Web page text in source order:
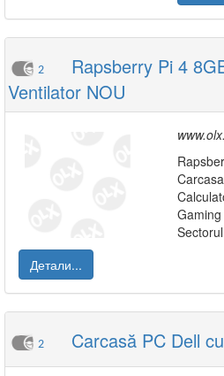
2
Rapsberry Pi 4
Ventilator NOU
Детали...
2 Carcasă PC Dell